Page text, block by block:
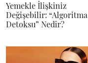
Yemekle İlişkiniz
Değişebilir: “Algoritma
Detoksu” Nedir?